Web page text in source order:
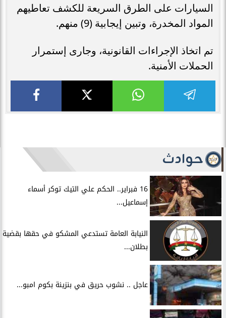
السيارات على الطرق السريعة للكشف تعاطيهم
المواد المخدرة، وتبين إيجابية (9) منهم.
تم اتخاذ الإجراءات القانونية، وجارى إستمرار
الحملات الأمنية.
حوادث
16 فبراير.. الحكم علي التيك توكر أسماء
إسماعيل...
النيابة العامة تستدعي المشكو في حقها بقضية
بطلان...
عاجل .. نشوب حريق في بنزينة بكوم امبو...